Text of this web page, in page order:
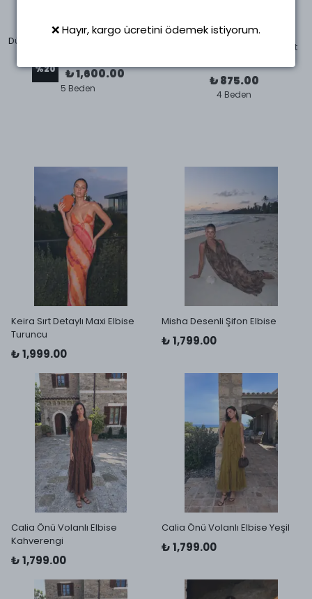
%20 ₺ 1,600.00
5 Beden
Swass
Düğme Detaylı Blazer Ceket
₺ 875.00
4 Beden
Keira Sırt Detaylı Maxi Elbise
Turuncu
₺ 1,999.00
Misha Desenli Şifon Elbise
₺ 1,799.00
Calia Önü Volanlı Elbise
Kahverengi
₺ 1,799.00
Calia Önü Volanlı Elbise Yeşil
₺ 1,799.00
❌ Hayır, kargo ücretini ödemek istiyorum.